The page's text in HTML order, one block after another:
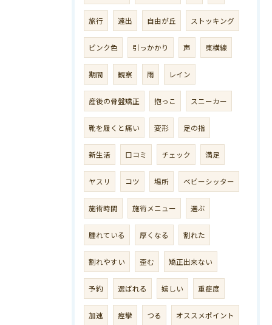
旅行 遠出 自由が丘 ストッキング
ピンク色 引っかかり 声 東横線
期間 観察 雨 レイン
産後の骨盤矯正 抱っこ スニーカー
靴を履くと痛い 変形 足の指
新生活 口コミ チェック 満足
ヤスリ コツ 場所 ベビーシッター
施術時間 施術メニュー 選ぶ
腫れている 厚くなる 割れた
割れやすい 歪む 矯正出来ない
予約 選ばれる 嬉しい 重症度
加速 痙攣 つる オススメポイント